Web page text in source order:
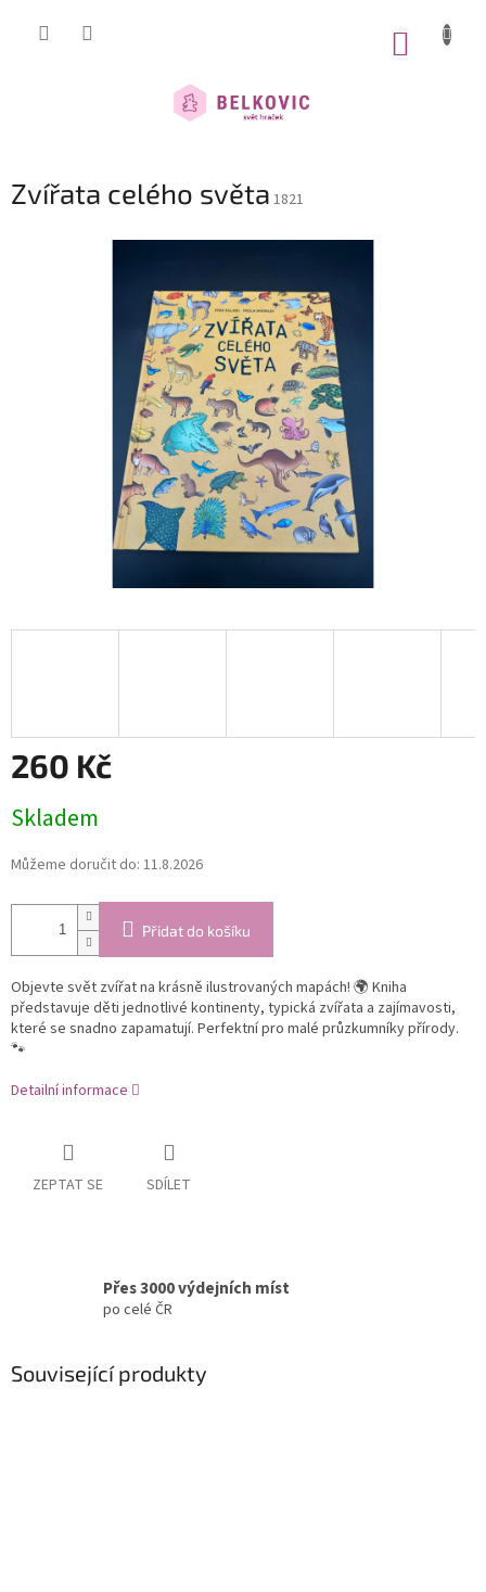
Zvířata celého světa 1821
260 Kč
cena:
Skladem
Můžeme doručit do: 11.8.2026
Přidat do košíku
Objevte svět zvířat na krásně ilustrovaných mapách! 🌍 Kniha
představuje děti jednotlivé kontinenty, typická zvířata a zajímavosti,
které se snadno zapamatují. Perfektní pro malé průzkumníky přírody.
🐾
Detailní informace
ZEPTAT SE SDÍLET
Přes 3000 výdejních míst
po celé ČR
Související produkty